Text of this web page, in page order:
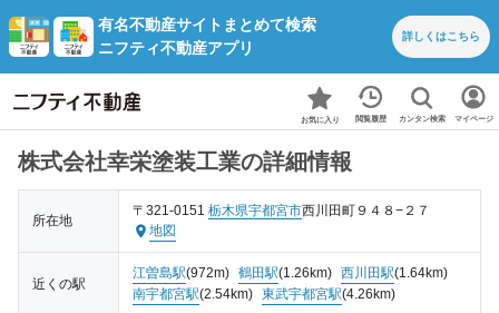
有名不動産サイトまとめて検索
ニフティ不動産アプリ
詳しくはこちら
お気に入り 閲覧履歴 カンタン検索 マイページ
株式会社幸栄塗装工業の詳細情報
所在地
〒321-0151 栃木県宇都宮市西川田町９４８−２７
地図
近くの駅
江曽島駅(972m) 鶴田駅(1.26km) 西川田駅(1.64km)
南宇都宮駅(2.54km) 東武宇都宮駅(4.26km)